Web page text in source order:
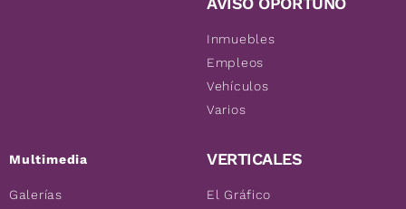
Multimedia
Galerías
Inmuebles
Empleos
Vehículos
Varios
VERTICALES
El Gráfico